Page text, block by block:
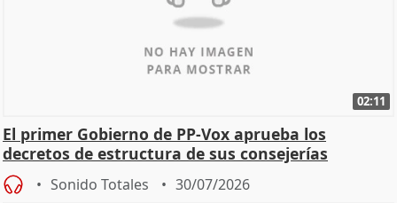
02:11
El primer Gobierno de PP-Vox aprueba los
decretos de estructura de sus consejerías
Sonido Totales 30/07/2026